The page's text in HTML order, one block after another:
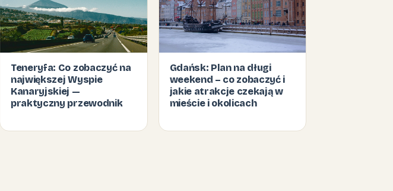
Teneryfa: Co zobaczyć na
największej Wyspie
Kanaryjskiej —
praktyczny przewodnik
Gdańsk: Plan na długi
weekend – co zobaczyć i
jakie atrakcje czekają w
mieście i okolicach